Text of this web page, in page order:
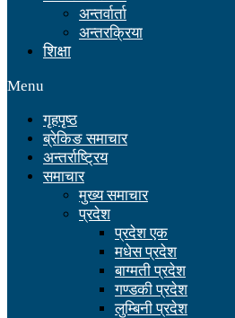
अन्तर्वार्ता
अन्तरक्रिया
शिक्षा
Menu
गृहपृष्ठ
ब्रेकिङ समाचार
अन्तर्राष्ट्रिय
समाचार
मुख्य समाचार
प्रदेश
प्रदेश एक
मधेस प्रदेश
बाग्मती प्रदेश
गण्डकी प्रदेश
लुम्बिनी प्रदेश